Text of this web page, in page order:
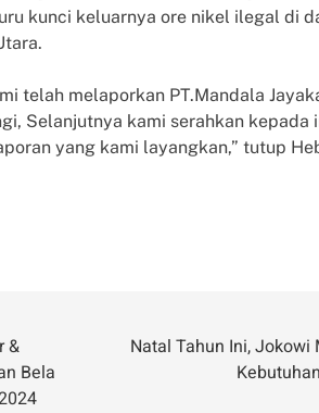
kunci keluarnya ore nikel ilegal di
telah melaporkan PT.Mandala
Selanjutnya kami serahkan kepada
yang kami layangkan,” tutup
&
Bela
Natal Tahun Ini,